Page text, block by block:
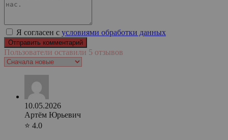
Я согласен с условиями обработки данных
Пользователи оставили 5 отзывов
10.05.2026
Артём Юрьевич
⭐ 4.0